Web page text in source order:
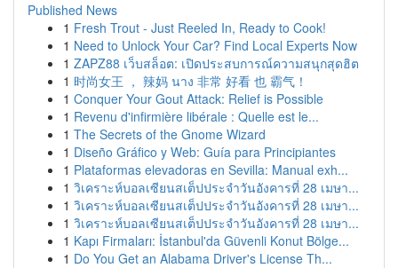
Published News
1 Fresh Trout - Just Reeled In, Ready to Cook!
1 Need to Unlock Your Car? Find Local Experts Now
1 ZAPZ88 เว็บสล็อต: เปิดประสบการณ์ความสนุกสุดฮิต
1 时尚女王 ， 辣妈 นาง 非常 好看 也 霸气！
1 Conquer Your Gout Attack: Relief is Possible
1 Revenu d'infirmière libérale : Quelle est le...
1 The Secrets of the Gnome Wizard
1 Diseño Gráfico y Web: Guía para Principiantes
1 Plataformas elevadoras en Sevilla: Manual exh...
1 วิเคราะห์บอลเซียนสเต็ปประจำวันอังคารที่ 28 เมษา...
1 วิเคราะห์บอลเซียนสเต็ปประจำวันอังคารที่ 28 เมษา...
1 วิเคราะห์บอลเซียนสเต็ปประจำวันอังคารที่ 28 เมษา...
1 Kapı Firmaları: İstanbul'da Güvenli Konut Bölge...
1 Do You Get an Alabama Driver's License Th...